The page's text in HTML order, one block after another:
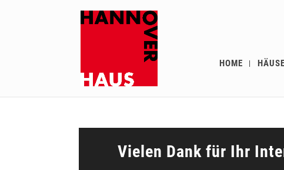
HOME
Vielen Dank für Ihr